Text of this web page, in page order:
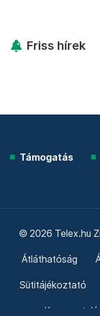
Friss hírek
Támogatás
© 2026 Telex.hu
Átláthatóság
Sütitájékoztató